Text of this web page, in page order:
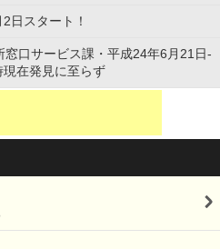
日スタート！
窓口サービス課・平成24年6月21日-
在発見に至らず